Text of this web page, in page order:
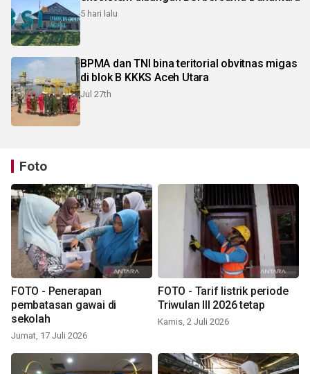
5 hari lalu
BPMA dan TNI bina teritorial obvitnas migas
di blok B KKKS Aceh Utara
Jul 27th
Foto
FOTO - Penerapan
pembatasan gawai di
sekolah
Jumat, 17 Juli 2026
FOTO - Tarif listrik periode
Triwulan III 2026 tetap
Kamis, 2 Juli 2026